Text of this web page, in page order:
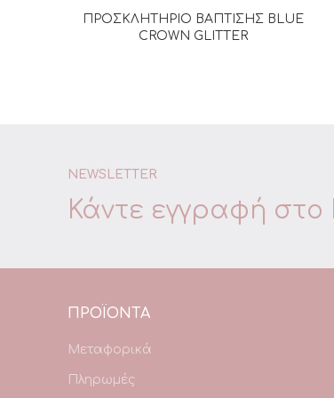
ΔΙΑΒΆΣΤΕ ΠΕΡΙΣΣΌΤΕΡΑ
ΠΡΟΣΚΛΗΤΗΡΙΟ ΒΑΠΤΙΣΗΣ BLUE
CROWN GLITTER
NEWSLETTER
Κάντε εγγραφή στο
ΠΡΟΪΌΝΤΑ
Μεταφορικά
Πληρωμές